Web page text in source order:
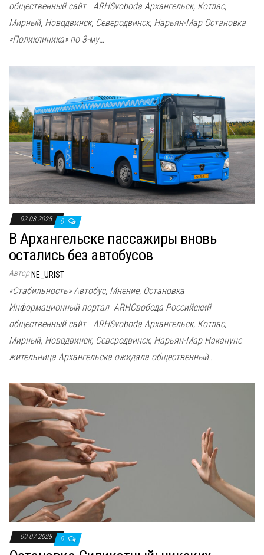
общественный сайт ARHSvoboda Архангельск, Котлас,
Мирный, Новодвинск, Северодвинск, Нарьян-Мар Остановка
«Поликлиника» по 3-му…
02.08.2025 0
В Архангельске пассажиры вновь
остались без автобусов
Автор NE_URIST
«Стабильность» Автобус, Мнение, Остановка
Информационный портал ARHСвобода Российский
общественный сайт ARHSvoboda Архангельск, Котлас,
Мирный, Новодвинск, Северодвинск, Нарьян-Мар Накануне
жительница Архангельска ожидала общественный…
09.07.2025 0